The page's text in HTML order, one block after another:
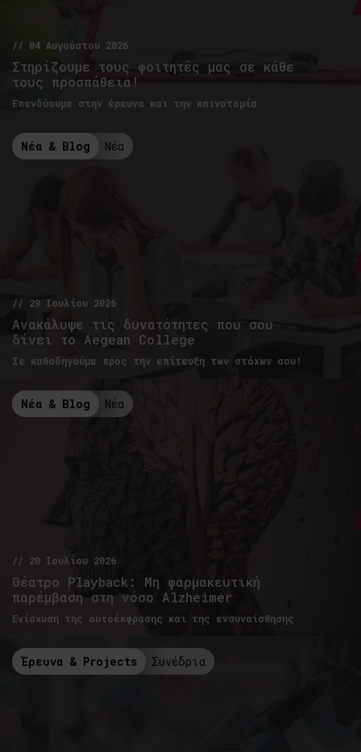
// 04 Αυγούστου 2026
Στηρίζουμε τους φοιτητές μας σε κάθε
τους προσπάθεια!
Επενδύουμε στην έρευνα και την καινοτομία
Νέα & Blog Νέα
// 29 Ιουλίου 2026
Ανακάλυψε τις δυνατότητες που σου
δίνει το Aegean College
Σε καθοδηγούμε προς την επίτευξη των στόχων σου!
Νέα & Blog Νέα
// 20 Ιουλίου 2026
Θέατρο Playback: Μη φαρμακευτική
παρέμβαση στη νόσο Alzheimer
Ενίσχυση της αυτοέκφρασης και της ενσυναίσθησης
Έρευνα & Projects Συνέδρια